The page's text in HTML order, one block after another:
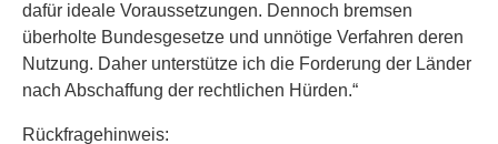
dafür ideale Voraussetzungen. Dennoch bremsen
überholte Bundesgesetze und unnötige Verfahren deren
Nutzung. Daher unterstütze ich die Forderung der Länder
nach Abschaffung der rechtlichen Hürden.“
Rückfragehinweis: